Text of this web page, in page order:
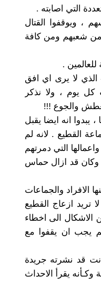
التي اصابته .
، ويوقفوا القتال
من شعبهم ومن كافة
.
الذي لا يرى اي افق
يوم ، ولا نذكر
والجوع !!!
انه ايضا يقبل
القطيع . لانه لم
التي دمرتهم
وكان قد ازال حماس
الافراد والجماعات
تريد ازعاج القطيع
الاشكال الى اخطاء
يجب ان يقفوا مع
مقالا في شهر ابريل من عام 2002 ، وكانت قد نشرته جريدة
يقرأ الاحداث